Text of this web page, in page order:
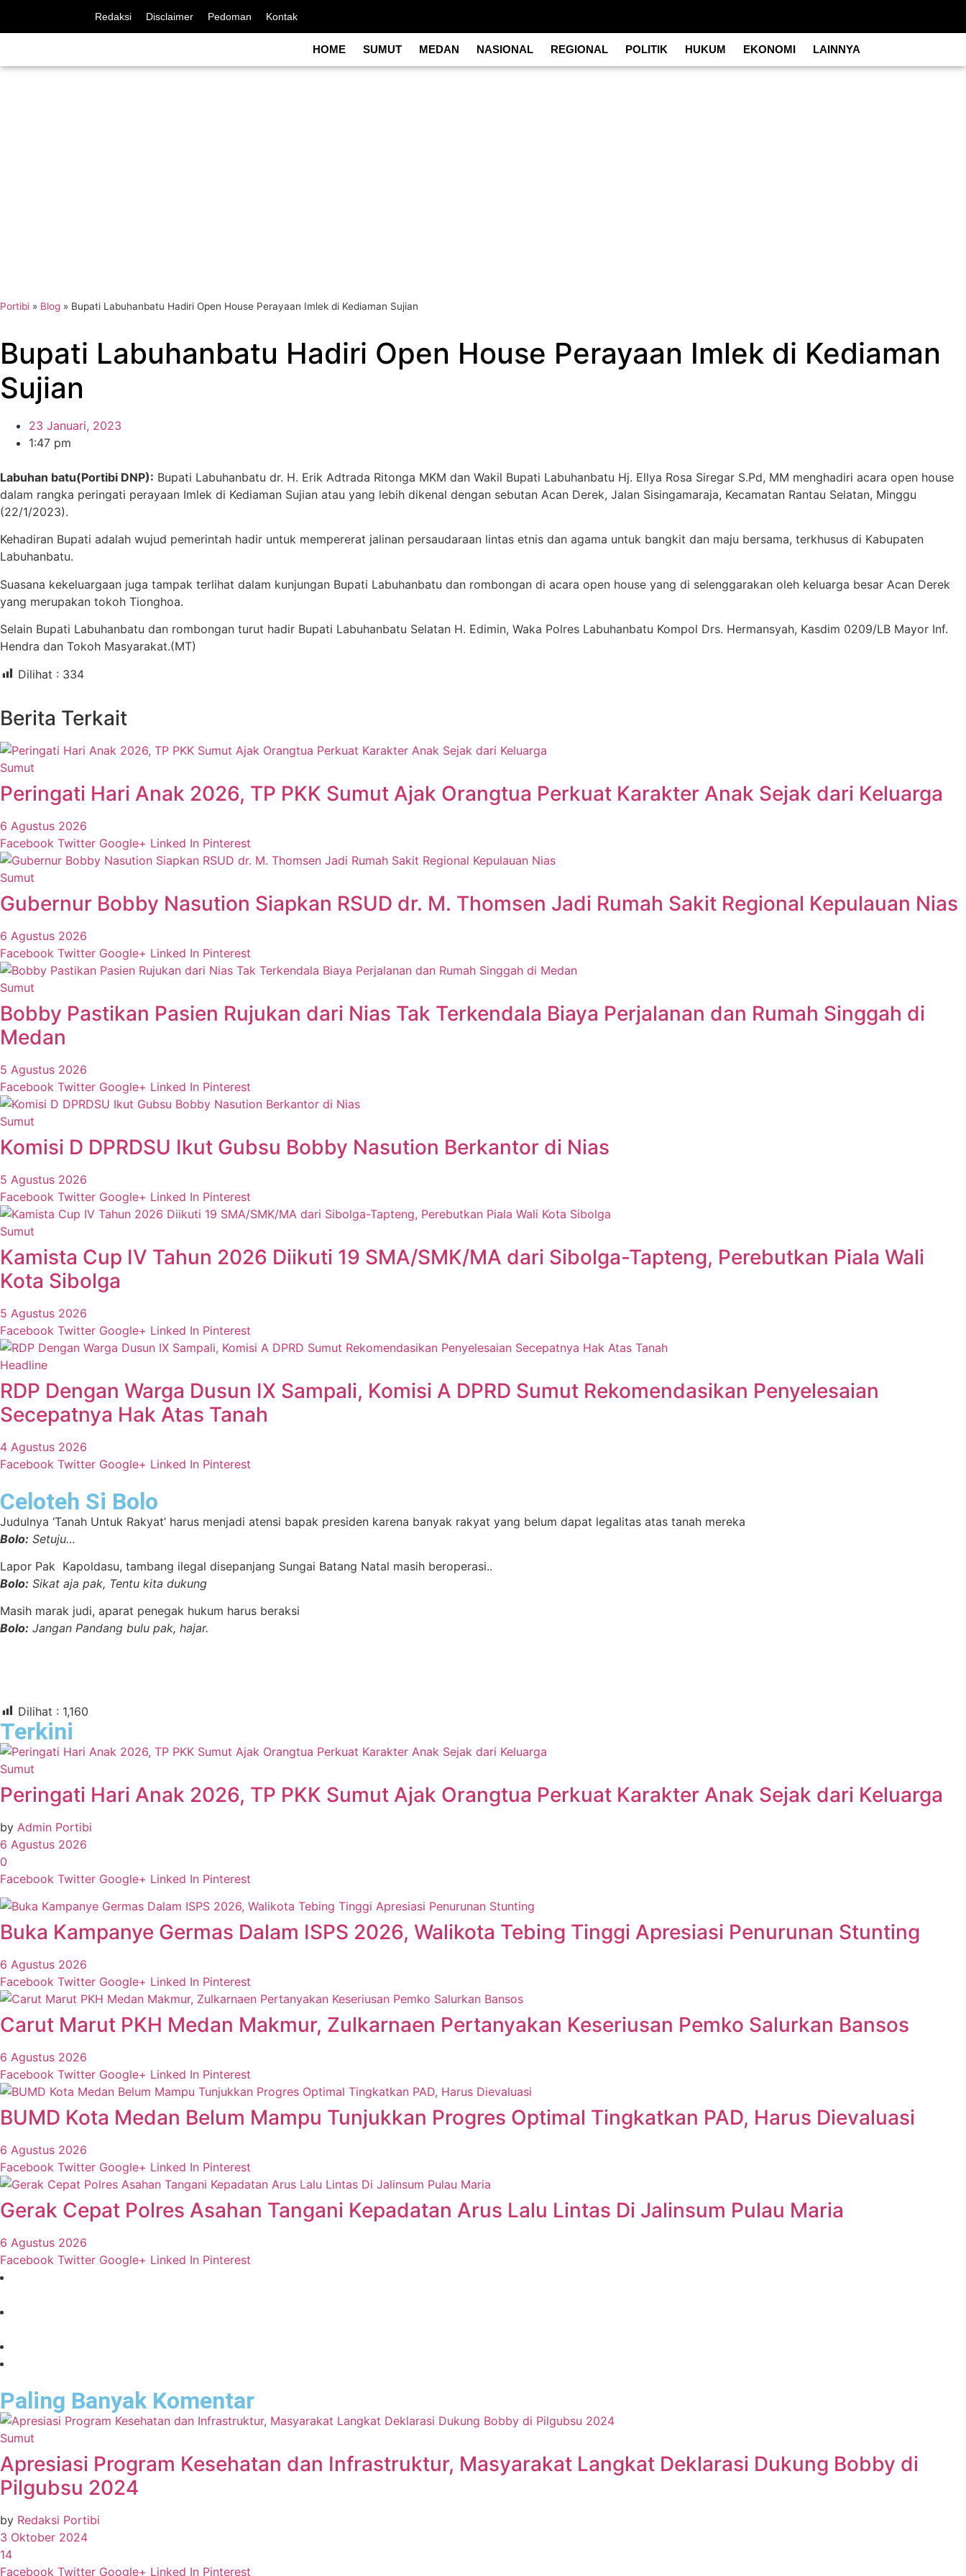
Redaksi Disclaimer Pedoman Kontak
HOME SUMUT MEDAN NASIONAL REGIONAL POLITIK HUKUM EKONOMI LAINNYA
Portibi » Blog » Bupati Labuhanbatu Hadiri Open House Perayaan Imlek di Kediaman Sujian
Bupati Labuhanbatu Hadiri Open House Perayaan Imlek di Kediaman
Sujian
23 Januari, 2023
1:47 pm
Labuhan batu(Portibi DNP): Bupati Labuhanbatu dr. H. Erik Adtrada Ritonga MKM dan Wakil Bupati Labuhanbatu Hj. Ellya Rosa Siregar S.Pd, MM menghadiri acara open house
dalam rangka peringati perayaan Imlek di Kediaman Sujian atau yang lebih dikenal dengan sebutan Acan Derek, Jalan Sisingamaraja, Kecamatan Rantau Selatan, Minggu
(22/1/2023).
Kehadiran Bupati adalah wujud pemerintah hadir untuk mempererat jalinan persaudaraan lintas etnis dan agama untuk bangkit dan maju bersama, terkhusus di Kabupaten
Labuhanbatu.
Suasana kekeluargaan juga tampak terlihat dalam kunjungan Bupati Labuhanbatu dan rombongan di acara open house yang di selenggarakan oleh keluarga besar Acan Derek
yang merupakan tokoh Tionghoa.
Selain Bupati Labuhanbatu dan rombongan turut hadir Bupati Labuhanbatu Selatan H. Edimin, Waka Polres Labuhanbatu Kompol Drs. Hermansyah, Kasdim 0209/LB Mayor Inf.
Hendra dan Tokoh Masyarakat.(MT)
Dilihat : 334
Berita Terkait
Sumut
Peringati Hari Anak 2026, TP PKK Sumut Ajak Orangtua Perkuat Karakter Anak Sejak dari Keluarga
6 Agustus 2026
Facebook Twitter Google+ Linked In Pinterest
Sumut
Gubernur Bobby Nasution Siapkan RSUD dr. M. Thomsen Jadi Rumah Sakit Regional Kepulauan Nias
6 Agustus 2026
Facebook Twitter Google+ Linked In Pinterest
Sumut
Bobby Pastikan Pasien Rujukan dari Nias Tak Terkendala Biaya Perjalanan dan Rumah Singgah di
Medan
5 Agustus 2026
Facebook Twitter Google+ Linked In Pinterest
Sumut
Komisi D DPRDSU Ikut Gubsu Bobby Nasution Berkantor di Nias
5 Agustus 2026
Facebook Twitter Google+ Linked In Pinterest
Sumut
Kamista Cup IV Tahun 2026 Diikuti 19 SMA/SMK/MA dari Sibolga-Tapteng, Perebutkan Piala Wali
Kota Sibolga
5 Agustus 2026
Facebook Twitter Google+ Linked In Pinterest
Headline
RDP Dengan Warga Dusun IX Sampali, Komisi A DPRD Sumut Rekomendasikan Penyelesaian
Secepatnya Hak Atas Tanah
4 Agustus 2026
Facebook Twitter Google+ Linked In Pinterest
Celoteh Si Bolo
Judulnya ‘Tanah Untuk Rakyat’ harus menjadi atensi bapak presiden karena banyak rakyat yang belum dapat legalitas atas tanah mereka
Bolo: Setuju…
Lapor Pak Kapoldasu, tambang ilegal disepanjang Sungai Batang Natal masih beroperasi..
Bolo: Sikat aja pak, Tentu kita dukung
Masih marak judi, aparat penegak hukum harus beraksi
Bolo: Jangan Pandang bulu pak, hajar.
Dilihat : 1,160
Terkini
Sumut
Peringati Hari Anak 2026, TP PKK Sumut Ajak Orangtua Perkuat Karakter Anak Sejak dari Keluarga
by Admin Portibi
6 Agustus 2026
0
Facebook Twitter Google+ Linked In Pinterest
Buka Kampanye Germas Dalam ISPS 2026, Walikota Tebing Tinggi Apresiasi Penurunan Stunting
6 Agustus 2026
Facebook Twitter Google+ Linked In Pinterest
Carut Marut PKH Medan Makmur, Zulkarnaen Pertanyakan Keseriusan Pemko Salurkan Bansos
6 Agustus 2026
Facebook Twitter Google+ Linked In Pinterest
BUMD Kota Medan Belum Mampu Tunjukkan Progres Optimal Tingkatkan PAD, Harus Dievaluasi
6 Agustus 2026
Facebook Twitter Google+ Linked In Pinterest
Gerak Cepat Polres Asahan Tangani Kepadatan Arus Lalu Lintas Di Jalinsum Pulau Maria
6 Agustus 2026
Facebook Twitter Google+ Linked In Pinterest
Paling Banyak Komentar
Sumut
Apresiasi Program Kesehatan dan Infrastruktur, Masyarakat Langkat Deklarasi Dukung Bobby di
Pilgubsu 2024
by Redaksi Portibi
3 Oktober 2024
14
Facebook Twitter Google+ Linked In Pinterest